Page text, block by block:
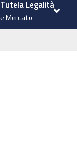
Tutela Legalità
e Mercato